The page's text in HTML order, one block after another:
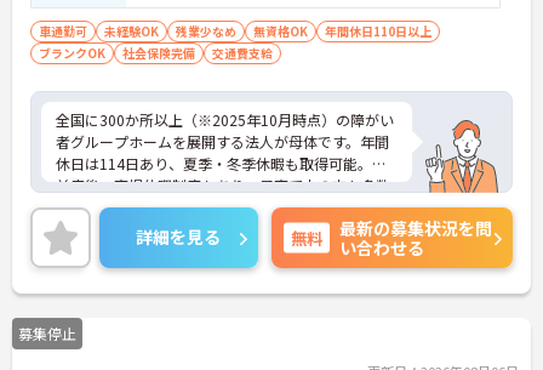
迎
車通勤可 未経験OK 残業少なめ 無資格OK
年間休日110日以上
ブランクOK
社会保険完備 交通費支給
全国に300か所以上（※2025年10月時点）の障がい
者グループホームを展開する法人が母体です。年間
休日は114日あり、夏季・冬季休暇も取得可能。産
前産後・育児休暇制度もあり、子育て中の方も多数
活躍中で、ワークライフバランスを大切にしながら
働ける環境が整っています。研修制度や外部勉強会
の受講支援もあり、スキルアップもしっかりサポー
ト。将来的には管理者やエリアマネージャーへのキ
ャリアアップも目指せます。20代から60代まで幅広
い年代のスタッフが活躍しており、和やかな雰囲気
の職場です。介護経験を活かしたい方、福祉の資格
詳細を見る 無料
最新の募集状況を問
い合わせる
募集停止